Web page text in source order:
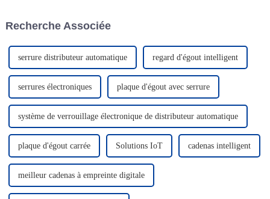
vise à...
Recherche Associée
serrure distributeur automatique regard d'égout intelligent
serrures électroniques plaque d'égout avec serrure
système de verrouillage électronique de distributeur automatique
plaque d'égout carrée Solutions IoT cadenas intelligent
meilleur cadenas à empreinte digitale